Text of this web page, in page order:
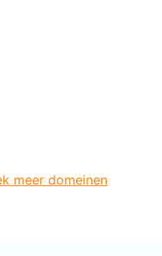
meer domeinen